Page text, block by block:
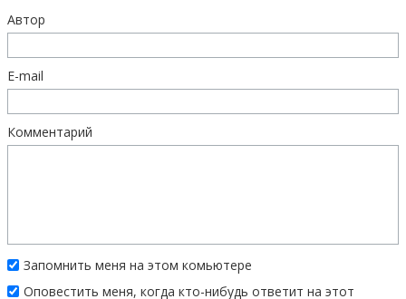
Автор
E-mail
Комментарий
Запомнить меня на этом комьютере
Оповестить меня, когда кто-нибудь ответит на этот